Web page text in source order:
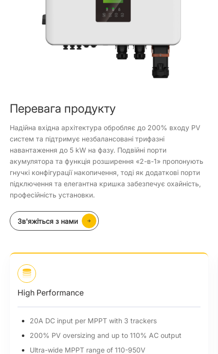
Перевага продукту
Надійна вхідна архітектура обробляє до 200% входу PV
систем та підтримує незбалансовані трифазні
навантаження до 5 kW на фазу. Подвійні порти
акумулятора та функція розширення «2-в-1» пропонують
гнучкі конфігурації накопичення, тоді як додаткові порти
підключення та елегантна кришка забезпечує охайність,
професійність установки.
Зв'яжіться з нами
Smart Management
V2X ready for smart home energy integration
Smart Schedule, Smart Scene, and 7*24h TOU
Wireless meter compatibility